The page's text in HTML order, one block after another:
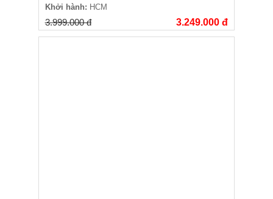
Khởi hành: HCM
3.999.000 đ 3.249.000 đ